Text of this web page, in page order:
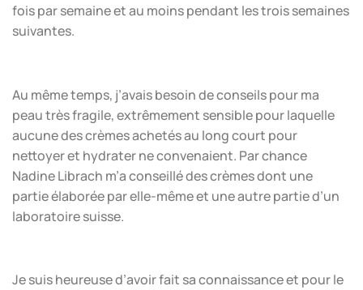
fois par semaine et au moins pendant les trois semaines
suivantes.
Au même temps, j’avais besoin de conseils pour ma
peau très fragile, extrêmement sensible pour laquelle
aucune des crèmes achetés au long court pour
nettoyer et hydrater ne convenaient. Par chance
Nadine Librach m’a conseillé des crèmes dont une
partie élaborée par elle-même et une autre partie d’un
laboratoire suisse.
Je suis heureuse d’avoir fait sa connaissance et pour le